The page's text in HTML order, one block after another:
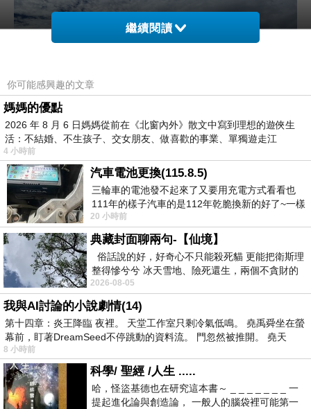
繼續閱讀
你可能感興趣的文章
媽媽的優點
2026 年 8 月 6 日媽媽從前在《北窗內外》散文中寫到理想的遊俠生
活：不結婚、不生孩子、交女朋友、做喜歡的事業、單獨遊走江
湖⋯⋯，
4 小時前
汽車電池更換(115.8.5)
三輪車的電池發不起來了又要用充電方式看看也
111年的樣子汽車的是112年乾脆換新的好了~一樣
在阿炮電池買的漲了一百多塊吧
20 小時前
典藏封面聊兩句-【仙境】
俗話說的好，好奇心不只能殺死貓 更能把衛斯理
整得慘兮兮 冰天雪地、險死還生，兩個不貪財的
人尋什麼寶？ 人家追尋愛情還
2026-08-05
我與AI討論的小說劇情(14)
第十四章：炎王降臨 夜裡。 天堂工作室只剩冷氣低鳴。 堯禹舜坐在螢
幕前，盯著DreamSeed不停跳動的資料流。 門忽然被推開。 堯天
8 小時前
科學/ 聖經 /人生 .....
哈，怪盜基德也在研究這本書～ _ _ _ _ _ _ _ 一
提起進化論與創造論， 一般人的腦袋裡可能第一